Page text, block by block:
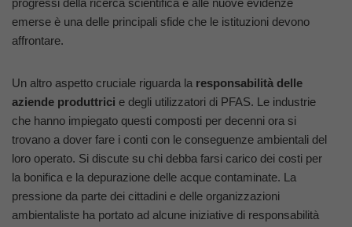
progressi della ricerca scientifica e alle nuove evidenze
emerse è una delle principali sfide che le istituzioni devono
affrontare.
Un altro aspetto cruciale riguarda la responsabilità delle
aziende produttrici e degli utilizzatori di PFAS. Le industrie
che hanno impiegato questi composti per decenni ora si
trovano a dover fare i conti con le conseguenze ambientali del
loro operato. Si discute su chi debba farsi carico dei costi per
la bonifica e la depurazione delle acque contaminate. La
pressione da parte dei cittadini e delle organizzazioni
ambientaliste ha portato ad alcune iniziative di responsabilità